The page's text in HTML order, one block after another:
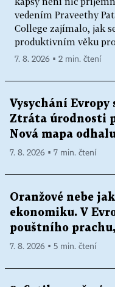
vedením Praveethy
College zajímalo, jak
produktivním věku
7. 8. 2026 ▪ 2 min. čtení
Vysychání Evropy
Ztráta úrodnosti
Nová mapa
7. 8. 2026 ▪ 7 min. čtení
Oranžové nebe
ekonomiku. V
pouštního
7. 8. 2026 ▪ 5 min. čtení